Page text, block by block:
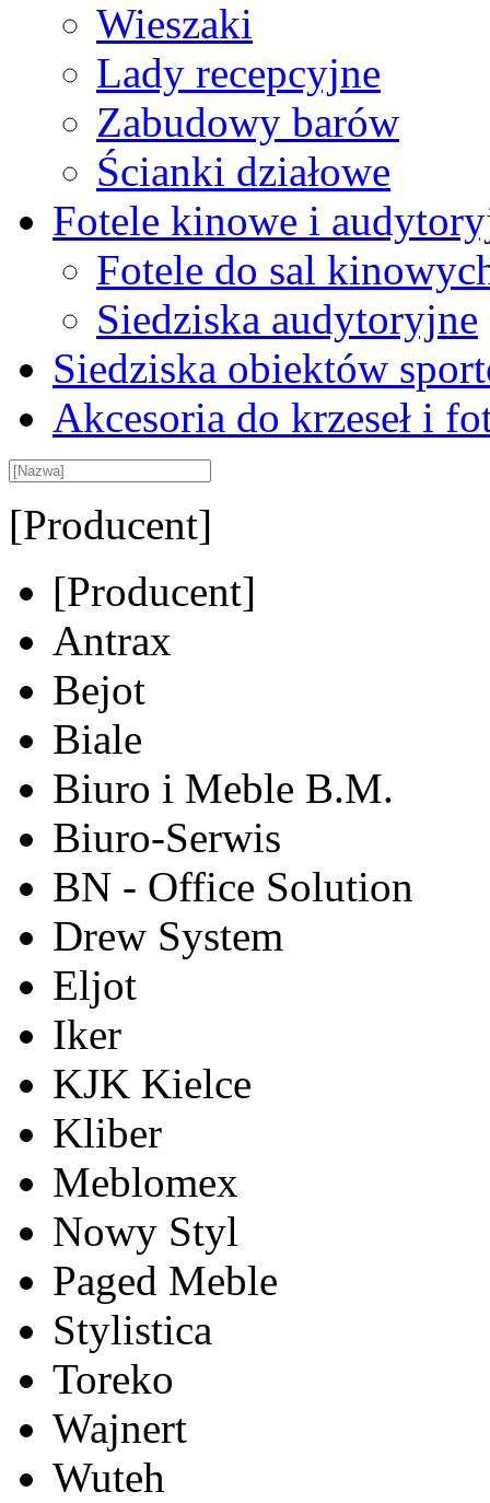
Wieszaki
Lady recepcyjne
Zabudowy barów
Ścianki działowe
Fotele kinowe i
Fotele do sal
Siedziska audytoryjne
Siedziska obiektów
Akcesoria do krzeseł i
[Producent]
[Producent]
Antrax
Bejot
Biale
Biuro i Meble B.M.
Biuro-Serwis
BN - Office Solution
Drew System
Eljot
Iker
KJK Kielce
Kliber
Meblomex
Nowy Styl
Paged Meble
Stylistica
Toreko
Wajnert
Wuteh